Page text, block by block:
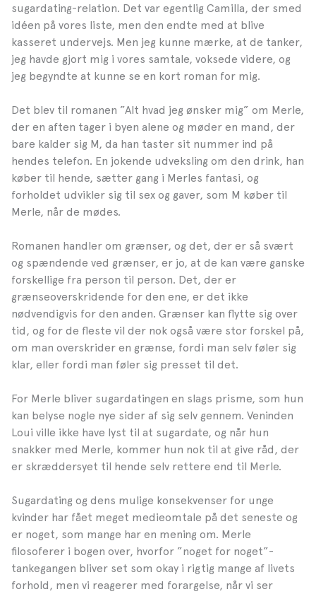
sugardating-relation. Det var egentlig Camilla, der smed
idéen på vores liste, men den endte med at blive
kasseret undervejs. Men jeg kunne mærke, at de tanker,
jeg havde gjort mig i vores samtale, voksede videre, og
jeg begyndte at kunne se en kort roman for mig.
Det blev til romanen ”Alt hvad jeg ønsker mig” om Merle,
der en aften tager i byen alene og møder en mand, der
bare kalder sig M, da han taster sit nummer ind på
hendes telefon. En jokende udveksling om den drink, han
køber til hende, sætter gang i Merles fantasi, og
forholdet udvikler sig til sex og gaver, som M køber til
Merle, når de mødes.
Romanen handler om grænser, og det, der er så svært
og spændende ved grænser, er jo, at de kan være ganske
forskellige fra person til person. Det, der er
grænseoverskridende for den ene, er det ikke
nødvendigvis for den anden. Grænser kan flytte sig over
tid, og for de fleste vil der nok også være stor forskel på,
om man overskrider en grænse, fordi man selv føler sig
klar, eller fordi man føler sig presset til det.
For Merle bliver sugardatingen en slags prisme, som hun
kan belyse nogle nye sider af sig selv gennem. Veninden
Loui ville ikke have lyst til at sugardate, og når hun
snakker med Merle, kommer hun nok til at give råd, der
er skræddersyet til hende selv rettere end til Merle.
Sugardating og dens mulige konsekvenser for unge
kvinder har fået meget medieomtale på det seneste og
er noget, som mange har en mening om. Merle
filosoferer i bogen over, hvorfor ”noget for noget”-
tankegangen bliver set som okay i rigtig mange af livets
forhold, men vi reagerer med forargelse, når vi ser